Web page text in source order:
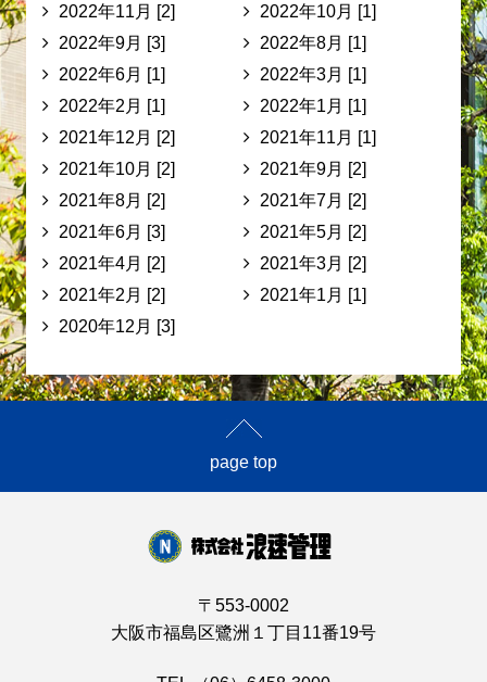
2022年11月 [2]
2022年10月 [1]
2022年9月 [3]
2022年8月 [1]
2022年6月 [1]
2022年3月 [1]
2022年2月 [1]
2022年1月 [1]
2021年12月 [2]
2021年11月 [1]
2021年10月 [2]
2021年9月 [2]
2021年8月 [2]
2021年7月 [2]
2021年6月 [3]
2021年5月 [2]
2021年4月 [2]
2021年3月 [2]
2021年2月 [2]
2021年1月 [1]
2020年12月 [3]
page top
〒553-0002
大阪市福島区鷺洲１丁目11番19号